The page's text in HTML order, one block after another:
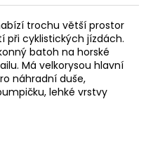
trochu větší prostor
při cyklistických jízdách.
batoh na horské
Má velkorysou hlavní
náhradní duše,
lehké vrstvy